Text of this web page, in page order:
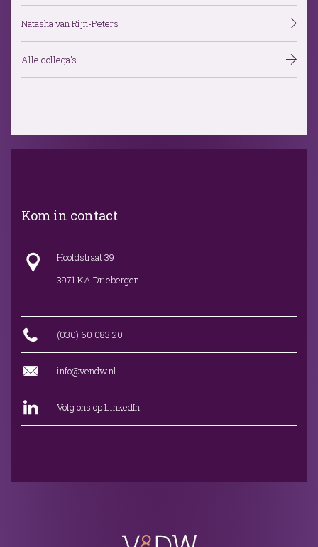
Natasha van Rijn-Peters
Alle collega's
Kom in contact
Hoofdstraat 39
3971 KA Driebergen
(030) 60 083 20
info@vendw.nl
Volg ons op LinkedIn